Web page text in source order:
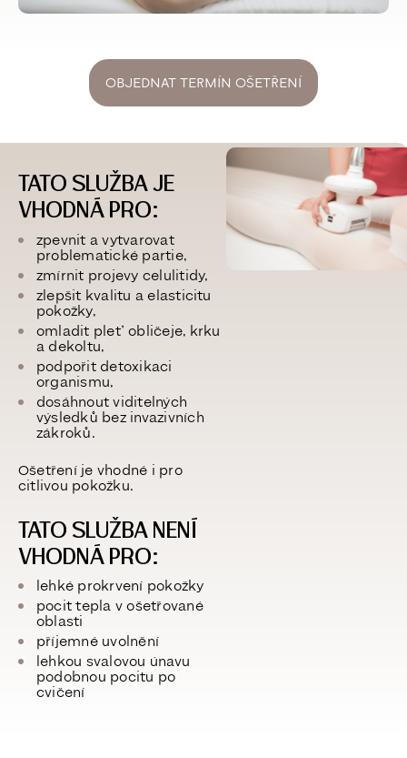
OBJEDNAT TERMÍN OŠETŘENÍ
TATO SLUŽBA JE
VHODNÁ PRO:
zpevnit a vytvarovat
problematické partie,
zmírnit projevy celulitidy,
zlepšit kvalitu a elasticitu
pokožky,
omladit pleť obličeje, krku
a dekoltu,
podpořit detoxikaci
organismu,
dosáhnout viditelných
výsledků bez invazivních
zákroků.
Ošetření je vhodné i pro
citlivou pokožku.
TATO SLUŽBA NENÍ
VHODNÁ PRO:
lehké prokrvení pokožky
pocit tepla v ošetřované
oblasti
příjemné uvolnění
lehkou svalovou únavu
podobnou pocitu po
cvičení